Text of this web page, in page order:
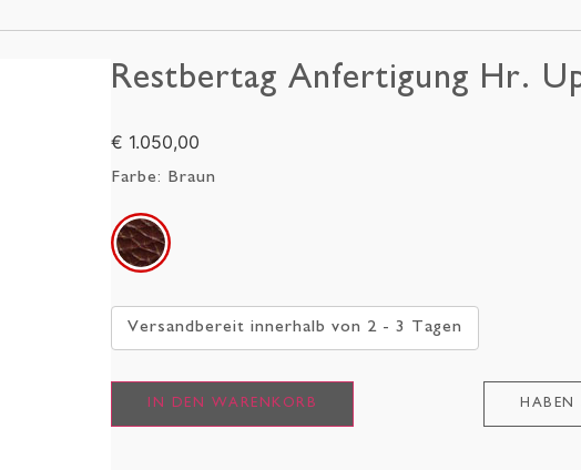
Restbertag Anfertigung Hr.
€ 1.050,00
Farbe: Braun
Versandbereit innerhalb von 2 - 3 Tagen
IN DEN WARENKORB HABEN